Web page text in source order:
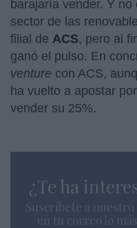
barajaría vender. Y no
sector de las
filial de ACS, pero al
ganó el pulso. En
venture con ACS,
ha vuelto a apostar
vender su 25%.
¿Te ha
Suscríbete a
en tu correo lo